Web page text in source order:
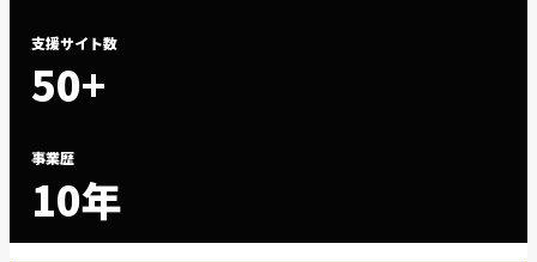
支援サイト数
50+
事業歴
10年